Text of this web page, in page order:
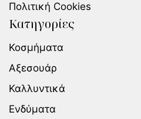
Πολιτική Cookies
Κατηγορίες
Κοσμήματα
Αξεσουάρ
Καλλυντικά
Ενδύματα